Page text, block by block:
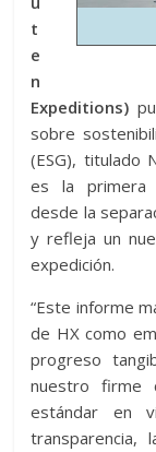
t
e
n
Expeditions)
sobre
(ESG), titulado
es la primera
desde la
y refleja un
expedición.
“Este informe
de HX como
progreso
nuestro firme
estándar en
transparencia,